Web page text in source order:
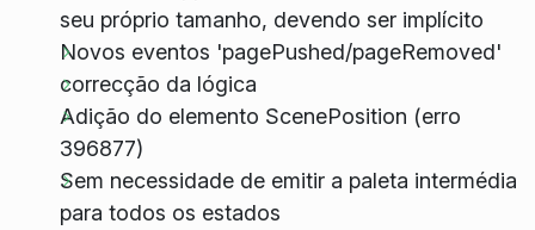
seu próprio tamanho, devendo ser implícito
Novos eventos 'pagePushed/pageRemoved'
correcção da lógica
Adição do elemento ScenePosition (erro
396877)
Sem necessidade de emitir a paleta intermédia
para todos os estados